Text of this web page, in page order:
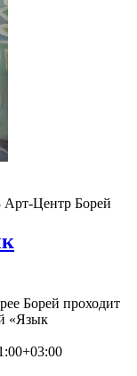
Арт-Центр Борей
Борей проходит
«Язык